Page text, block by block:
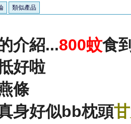
類似產品
介紹...800蚊食
好啦
條
身好似bb枕頭